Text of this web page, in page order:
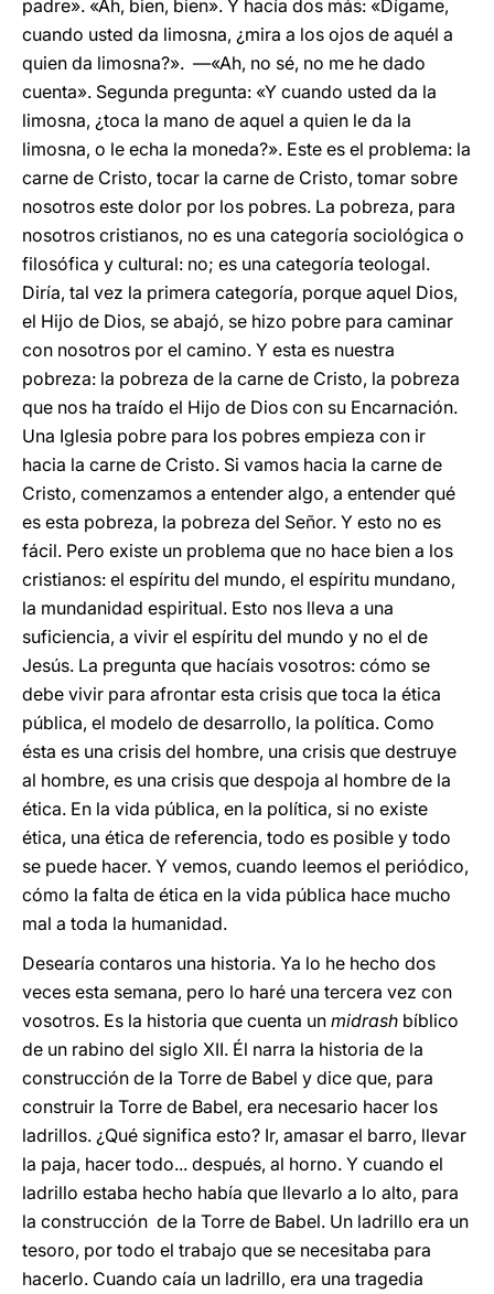
padre». «Ah, bien, bien». Y hacía dos más: «Dígame,
cuando usted da limosna, ¿mira a los ojos de aquél a
quien da limosna?». —«Ah, no sé, no me he dado
cuenta». Segunda pregunta: «Y cuando usted da la
limosna, ¿toca la mano de aquel a quien le da la
limosna, o le echa la moneda?». Este es el problema: la
carne de Cristo, tocar la carne de Cristo, tomar sobre
nosotros este dolor por los pobres. La pobreza, para
nosotros cristianos, no es una categoría sociológica o
filosófica y cultural: no; es una categoría teologal.
Diría, tal vez la primera categoría, porque aquel Dios,
el Hijo de Dios, se abajó, se hizo pobre para caminar
con nosotros por el camino. Y esta es nuestra
pobreza: la pobreza de la carne de Cristo, la pobreza
que nos ha traído el Hijo de Dios con su Encarnación.
Una Iglesia pobre para los pobres empieza con ir
hacia la carne de Cristo. Si vamos hacia la carne de
Cristo, comenzamos a entender algo, a entender qué
es esta pobreza, la pobreza del Señor. Y esto no es
fácil. Pero existe un problema que no hace bien a los
cristianos: el espíritu del mundo, el espíritu mundano,
la mundanidad espiritual. Esto nos lleva a una
suficiencia, a vivir el espíritu del mundo y no el de
Jesús. La pregunta que hacíais vosotros: cómo se
debe vivir para afrontar esta crisis que toca la ética
pública, el modelo de desarrollo, la política. Como
ésta es una crisis del hombre, una crisis que destruye
al hombre, es una crisis que despoja al hombre de la
ética. En la vida pública, en la política, si no existe
ética, una ética de referencia, todo es posible y todo
se puede hacer. Y vemos, cuando leemos el periódico,
cómo la falta de ética en la vida pública hace mucho
mal a toda la humanidad.
Desearía contaros una historia. Ya lo he hecho dos
veces esta semana, pero lo haré una tercera vez con
vosotros. Es la historia que cuenta un midrash bíblico
de un rabino del siglo XII. Él narra la historia de la
construcción de la Torre de Babel y dice que, para
construir la Torre de Babel, era necesario hacer los
ladrillos. ¿Qué significa esto? Ir, amasar el barro, llevar
la paja, hacer todo... después, al horno. Y cuando el
ladrillo estaba hecho había que llevarlo a lo alto, para
la construcción de la Torre de Babel. Un ladrillo era un
tesoro, por todo el trabajo que se necesitaba para
hacerlo. Cuando caía un ladrillo, era una tragedia